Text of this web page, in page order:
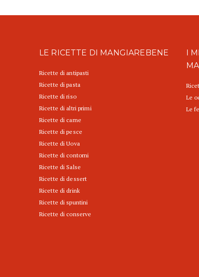
LE RICETTE DI MANGIAREBENE
Ricette di antipasti
Ricette di pasta
Ricette di riso
Ricette di altri primi
Ricette di carne
Ricette di pesce
Ricette di Uova
Ricette di contorni
Ricette di Salse
Ricette di dessert
Ricette di drink
Ricette di spuntini
Ricette di conserve
I
Le
Le